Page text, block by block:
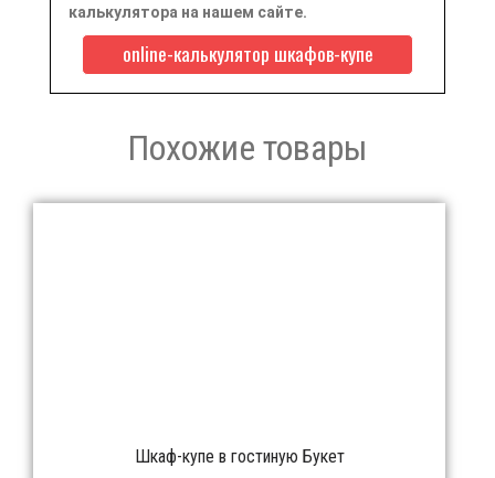
калькулятора на нашем сайте.
online-калькулятор шкафов-купе
Похожие товары
Шкаф-купе в гостиную Букет